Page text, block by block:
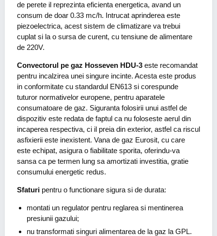
de perete il reprezinta eficienta energetica, avand un
consum de doar 0.33 mc/h. Intrucat aprinderea este
piezoelectrica, acest sistem de climatizare va trebui
cuplat si la o sursa de curent, cu tensiune de alimentare
de 220V.
Convectorul pe gaz Hosseven HDU-3 este recomandat
pentru incalzirea unei singure incinte. Acesta este produs
in conformitate cu standardul EN613 si corespunde
tuturor normativelor europene, pentru aparatele
consumatoare de gaz. Siguranta folosirii unui astfel de
dispozitiv este redata de faptul ca nu foloseste aerul din
incaperea respectiva, ci il preia din exterior, astfel ca riscul
asfixierii este inexistent. Vana de gaz Eurosit, cu care
este echipat, asigura o fiabilitate sporita, oferindu-va
sansa ca pe termen lung sa amortizati investitia, gratie
consumului energetic redus.
Sfaturi pentru o functionare sigura si de durata:
montati un regulator pentru reglarea si mentinerea
presiunii gazului;
nu transformati singuri alimentarea de la gaz la GPL.